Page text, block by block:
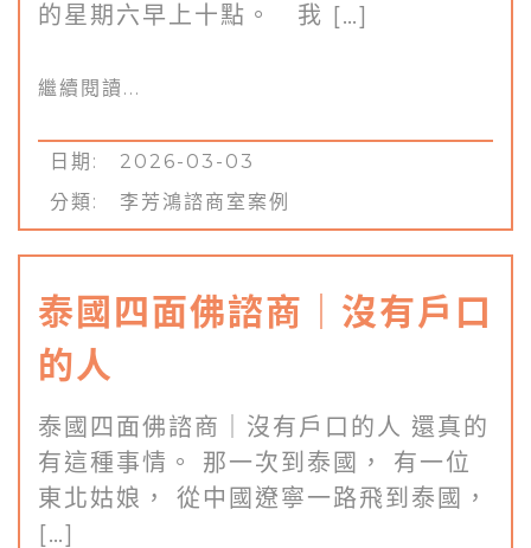
的星期六早上十點。 我 […]
繼續閱讀...
日期: 2026-03-03
分類: 李芳鴻諮商室案例
泰國四面佛諮商｜沒有戶口
的人
泰國四面佛諮商｜沒有戶口的人 還真的
有這種事情。 那一次到泰國， 有一位
東北姑娘， 從中國遼寧一路飛到泰國，
[…]